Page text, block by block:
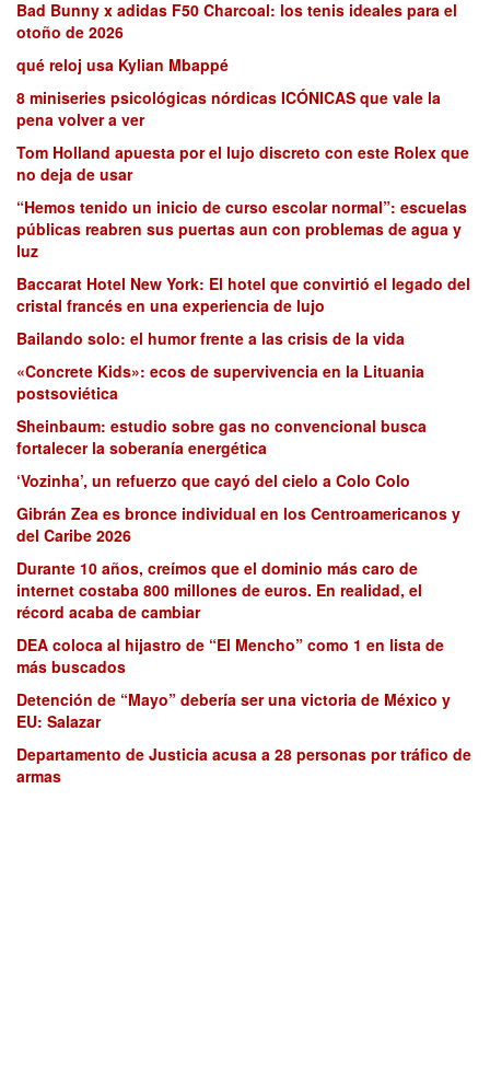
Bad Bunny x adidas F50 Charcoal: los tenis ideales para el
otoño de 2026
qué reloj usa Kylian Mbappé
8 miniseries psicológicas nórdicas ICÓNICAS que vale la
pena volver a ver
Tom Holland apuesta por el lujo discreto con este Rolex que
no deja de usar
“Hemos tenido un inicio de curso escolar normal”: escuelas
públicas reabren sus puertas aun con problemas de agua y
luz
Baccarat Hotel New York: El hotel que convirtió el legado del
cristal francés en una experiencia de lujo
Bailando solo: el humor frente a las crisis de la vida
«Concrete Kids»: ecos de supervivencia en la Lituania
postsoviética
Sheinbaum: estudio sobre gas no convencional busca
fortalecer la soberanía energética
‘Vozinha’, un refuerzo que cayó del cielo a Colo Colo
Gibrán Zea es bronce individual en los Centroamericanos y
del Caribe 2026
Durante 10 años, creímos que el dominio más caro de
internet costaba 800 millones de euros. En realidad, el
récord acaba de cambiar
DEA coloca al hijastro de “El Mencho” como 1 en lista de
más buscados
Detención de “Mayo” debería ser una victoria de México y
EU: Salazar
Departamento de Justicia acusa a 28 personas por tráfico de
armas